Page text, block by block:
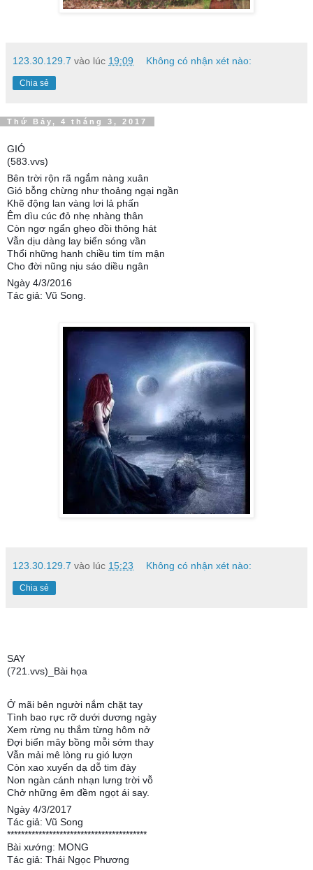
123.30.129.7 vào lúc 19:09 Không có nhận xét nào:
Chia sẻ
Thứ Bảy, 4 tháng 3, 2017
GIÓ
(583.vvs)
Bên trời rộn rã ngắm nàng xuân
Gió bỗng chừng như thoảng ngại ngần
Khẽ động lan vàng lơi lả phấn
Êm dìu cúc đỏ nhẹ nhàng thân
Còn ngơ ngẩn ghẹo đồi thông hát
Vẫn dịu dàng lay biển sóng vần
Thổi những hanh chiều tim tím mận
Cho đời nũng nịu sáo diều ngân
Ngày 4/3/2016
Tác giả: Vũ Song.
123.30.129.7 vào lúc 15:23 Không có nhận xét nào:
Chia sẻ
SAY
(721.vvs)_Bài họa
Ở mãi bên người nắm chặt tay
Tình bao rực rỡ dưới dương ngày
Xem rừng nụ thắm từng hôm nở
Đợi biển mây bồng mỗi sớm thay
Vẫn mải mê lòng ru gió lượn
Còn xao xuyến dạ dỗ tim đày
Non ngàn cánh nhạn lưng trời vỗ
Chở những êm đềm ngọt ái say.
Ngày 4/3/2017
Tác giả: Vũ Song
****************************************
Bài xướng: MONG
Tác giả: Thái Ngọc Phương